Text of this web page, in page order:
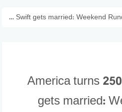
America turns 250, and Taylor Swift gets married: Weekend
America turns
gets married: